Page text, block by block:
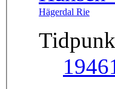
Hägerdal Rie
1946